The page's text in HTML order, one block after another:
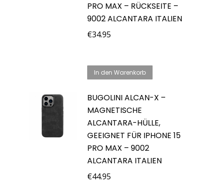
PRO MAX – RÜCKSEITE –
9002 ALCANTARA ITALIEN
€34.95
In den Warenkorb
BUGOLINI ALCAN-X –
MAGNETISCHE
ALCANTARA-HÜLLE,
GEEIGNET FÜR IPHONE 15
PRO MAX – 9002
ALCANTARA ITALIEN
€44.95